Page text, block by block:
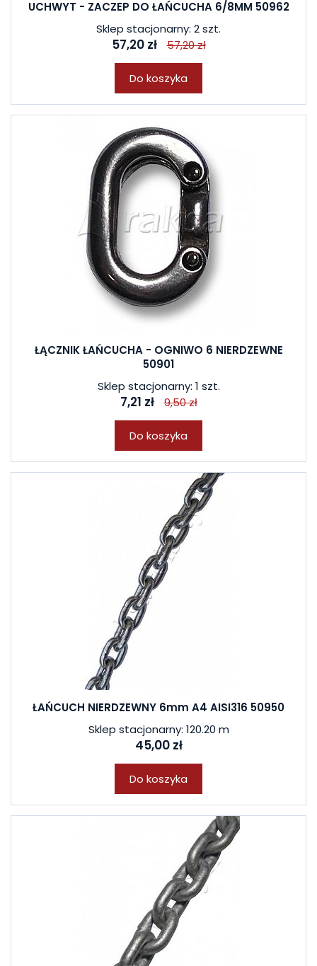
UCHWYT - ZACZEP DO ŁAŃCUCHA 6/8MM 50962
Sklep stacjonarny: 2 szt.
57,20 zł 57,20 zł
Do koszyka
ŁĄCZNIK ŁAŃCUCHA - OGNIWO 6 NIERDZEWNE
50901
Sklep stacjonarny: 1 szt.
7,21 zł 9,50 zł
Do koszyka
ŁAŃCUCH NIERDZEWNY 6mm A4 AISI316 50950
Sklep stacjonarny: 120.20 m
45,00 zł
Do koszyka